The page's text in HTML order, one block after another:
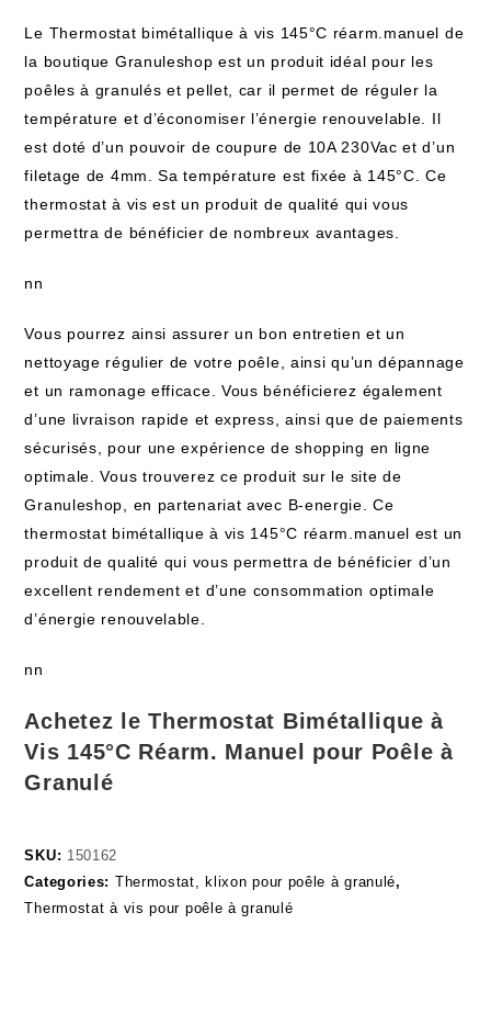
Le Thermostat bimétallique à vis 145°C réarm.manuel de
la boutique Granuleshop est un produit idéal pour les
poêles à granulés et pellet, car il permet de réguler la
température et d’économiser l’énergie renouvelable. Il
est doté d’un pouvoir de coupure de 10A 230Vac et d’un
filetage de 4mm. Sa température est fixée à 145°C. Ce
thermostat à vis est un produit de qualité qui vous
permettra de bénéficier de nombreux avantages.
nn
Vous pourrez ainsi assurer un bon entretien et un
nettoyage régulier de votre poêle, ainsi qu’un dépannage
et un ramonage efficace. Vous bénéficierez également
d’une livraison rapide et express, ainsi que de paiements
sécurisés, pour une expérience de shopping en ligne
optimale. Vous trouverez ce produit sur le site de
Granuleshop, en partenariat avec B-energie. Ce
thermostat bimétallique à vis 145°C réarm.manuel est un
produit de qualité qui vous permettra de bénéficier d’un
excellent rendement et d’une consommation optimale
d’énergie renouvelable.
nn
Achetez le Thermostat Bimétallique à
Vis 145°C Réarm. Manuel pour Poêle à
Granulé
SKU: 150162
Categories: Thermostat, klixon pour poêle à granulé,
Thermostat à vis pour poêle à granulé